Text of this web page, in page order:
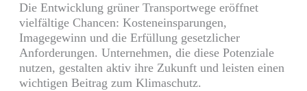
Die Entwicklung grüner Transportwege eröffnet
vielfältige Chancen: Kosteneinsparungen,
Imagegewinn und die Erfüllung gesetzlicher
Anforderungen. Unternehmen, die diese Potenziale
nutzen, gestalten aktiv ihre Zukunft und leisten einen
wichtigen Beitrag zum Klimaschutz.